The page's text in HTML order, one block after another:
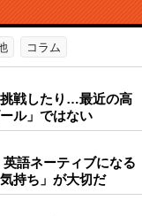
コラム
戦したり…最近の高
ル」ではない
語ネーティブになる
持ち」が大切だ